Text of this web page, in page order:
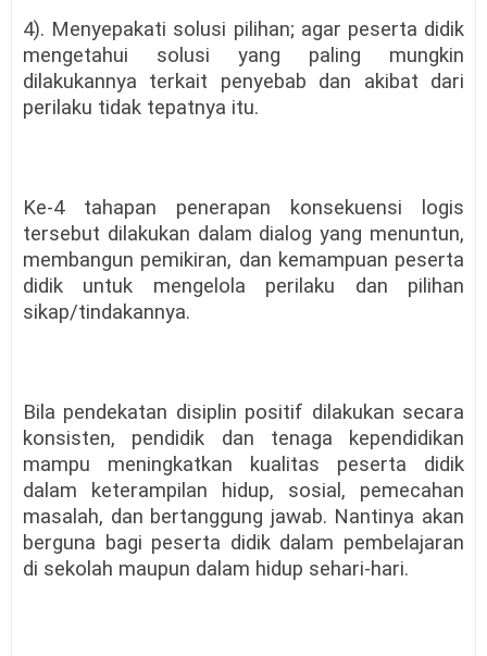
4). Menyepakati solusi pilihan; agar peserta didik
mengetahui solusi yang paling mungkin
dilakukannya terkait penyebab dan akibat dari
perilaku tidak tepatnya itu.
Ke-4 tahapan penerapan konsekuensi logis
tersebut dilakukan dalam dialog yang menuntun,
membangun pemikiran, dan kemampuan peserta
didik untuk mengelola perilaku dan pilihan
sikap/tindakannya.
Bila pendekatan disiplin positif dilakukan secara
konsisten, pendidik dan tenaga kependidikan
mampu meningkatkan kualitas peserta didik
dalam keterampilan hidup, sosial, pemecahan
masalah, dan bertanggung jawab. Nantinya akan
berguna bagi peserta didik dalam pembelajaran
di sekolah maupun dalam hidup sehari-hari.